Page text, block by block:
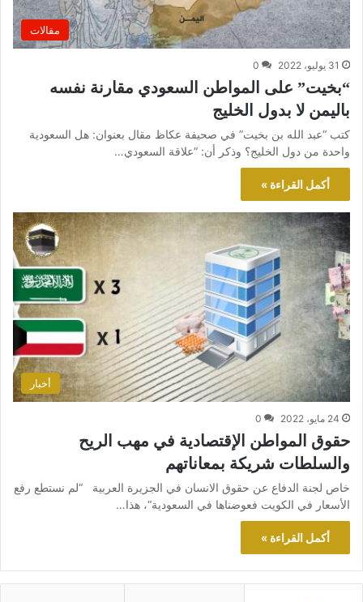
مقالات
31 يوليو، 2022 0
“بخيت” على المواطن السعودي مقارنة نفسه
باليمن لا بدول الخليج
كتب “عبد الله بن بخيت” في صحيفة عكاظ مقال بعنوان: هل السعودية
واحدة من دول الخليج؟ وذكر أن: “علاقة السعودي…
أكمل القراءة »
أخبار
24 مايو، 2022 0
حقوق المواطن الإقتصادية في مهب الريح
والسلطات شريكة بمعاناتهم
خاص لجنة الدفاع عن حقوق الانسان في الجزيرة العربية “لم نستطع رفع
الأسعار في الكويت فعوضناها في السعودية“، هذا…
أكمل القراءة »